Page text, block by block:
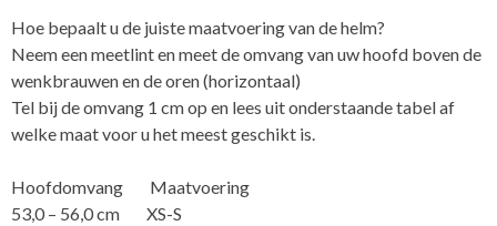
Hoe bepaalt u de juiste maatvoering van de helm?
Neem een meetlint en meet de omvang van uw hoofd boven de
wenkbrauwen en de oren (horizontaal)
Tel bij de omvang 1 cm op en lees uit onderstaande tabel af
welke maat voor u het meest geschikt is.
Hoofdomvang Maatvoering
53,0 – 56,0 cm XS-S